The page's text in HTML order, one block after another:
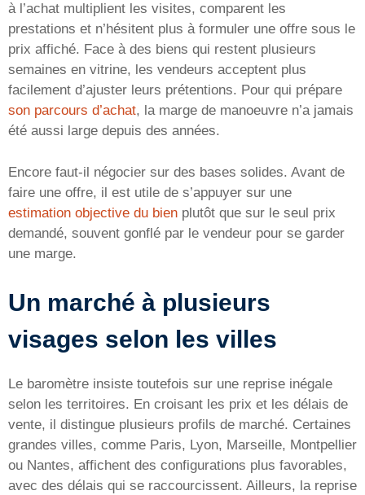
à l’achat multiplient les visites, comparent les
prestations et n’hésitent plus à formuler une offre sous le
prix affiché. Face à des biens qui restent plusieurs
semaines en vitrine, les vendeurs acceptent plus
facilement d’ajuster leurs prétentions. Pour qui prépare
son parcours d’achat, la marge de manoeuvre n’a jamais
été aussi large depuis des années.
Encore faut-il négocier sur des bases solides. Avant de
faire une offre, il est utile de s’appuyer sur une
estimation objective du bien plutôt que sur le seul prix
demandé, souvent gonflé par le vendeur pour se garder
une marge.
Un marché à plusieurs
visages selon les villes
Le baromètre insiste toutefois sur une reprise inégale
selon les territoires. En croisant les prix et les délais de
vente, il distingue plusieurs profils de marché. Certaines
grandes villes, comme Paris, Lyon, Marseille, Montpellier
ou Nantes, affichent des configurations plus favorables,
avec des délais qui se raccourcissent. Ailleurs, la reprise